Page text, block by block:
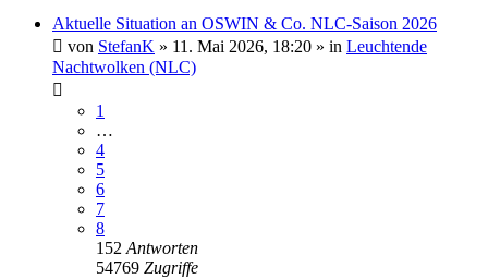
Aktuelle Situation an OSWIN & Co. NLC-Saison 2026
von StefanK » 11. Mai 2026, 18:20 » in Leuchtende
Nachtwolken (NLC)
1
…
4
5
6
7
8
152 Antworten
54769 Zugriffe